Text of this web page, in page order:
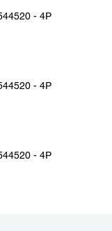
- 4P
- 4P
- 4P